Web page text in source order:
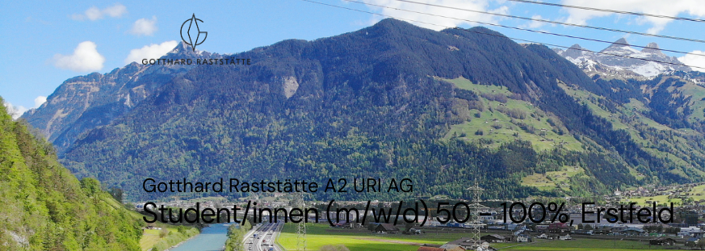
Gotthard Raststätte A2 URI AG
Student/innen (m/w/d) 50 - 100%, Erstfeld